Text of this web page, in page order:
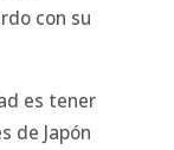
con su
es tener
de Japón